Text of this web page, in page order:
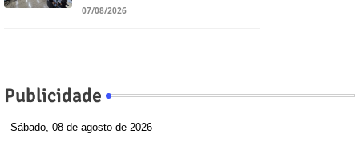
07/08/2026
Publicidade
Sábado, 08 de agosto de 2026